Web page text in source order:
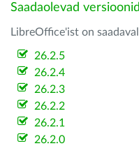
Saadaolevad versioonid
LibreOffice'ist on
26.2.5
26.2.4
26.2.3
26.2.2
26.2.1
26.2.0